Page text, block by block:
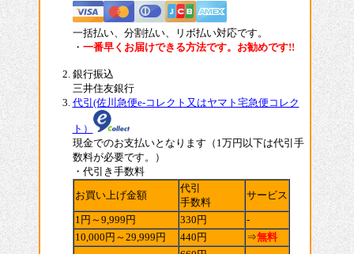
一括払い、分割払い、リボ払い対応です。
・ 一番早くお届けできる方法です。お勧めです!!
銀行振込
三井住友銀行
代引(佐川急便e-コレクト又はヤマト宅急便コレク
ト）
現金でのお支払いとなります（1万円以下は代引手
数料が必要です。）
・ 代引き手数料
お買い上げ金額
代引
手数料
サービス
1円～9,999円 330円
-
10,000円～29,999円
440円 ⇒無料